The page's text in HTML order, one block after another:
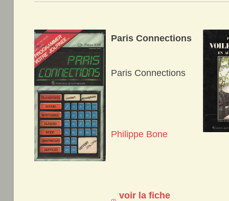
Paris Connections
Paris Connections
Philippe Bone
voir la fiche